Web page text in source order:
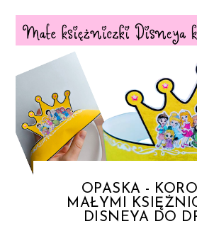
OPASKA -
MAŁYMI
DISNEYA DO